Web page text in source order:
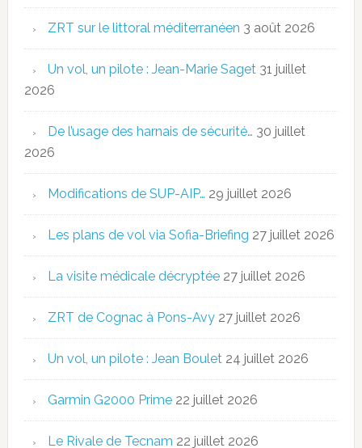
ZRT sur le littoral méditerranéen 3 août 2026
Un vol, un pilote : Jean-Marie Saget 31 juillet
2026
De l’usage des harnais de sécurité… 30 juillet
2026
Modifications de SUP-AIP… 29 juillet 2026
Les plans de vol via Sofia-Briefing 27 juillet 2026
La visite médicale décryptée 27 juillet 2026
ZRT de Cognac à Pons-Avy 27 juillet 2026
Un vol, un pilote : Jean Boulet 24 juillet 2026
Garmin G2000 Prime 22 juillet 2026
Le Rivale de Tecnam 22 juillet 2026